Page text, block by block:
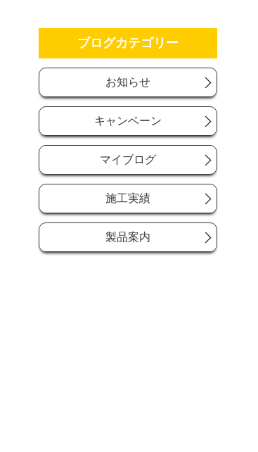
ブログカテゴリー
お知らせ
キャンベーン
マイブログ
施工実績
製品案内